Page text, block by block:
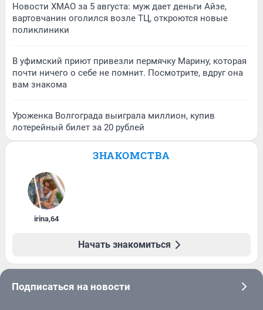
Новости ХМАО за 5 августа: муж дает деньги Айзе,
вартовчанин оголился возле ТЦ, откроются новые
поликлиники
В уфимский приют привезли пермячку Марину, которая
почти ничего о себе не помнит. Посмотрите, вдруг она
вам знакома
Уроженка Волгограда выиграла миллион, купив
лотерейный билет за 20 рублей
ЗНАКОМСТВА
irina,64
Начать знакомиться
Подписаться на новости